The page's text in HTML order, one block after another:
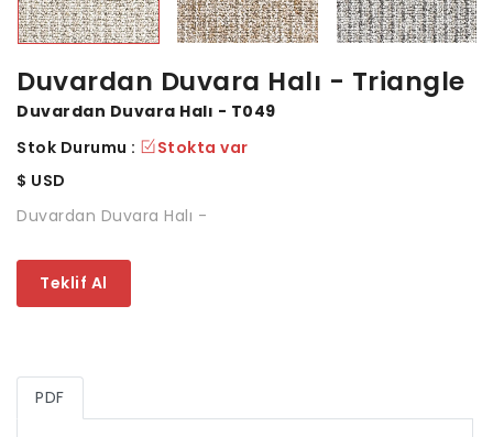
Duvardan Duvara Halı - Triangle
Duvardan Duvara Halı - T049
Stok Durumu :
Stokta var
$ USD
Duvardan Duvara Halı -
Teklif Al
PDF